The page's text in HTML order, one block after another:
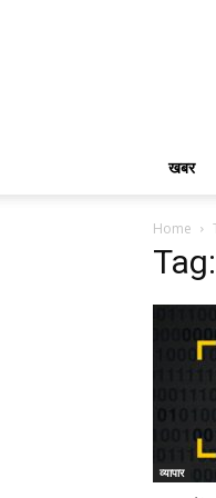
खबर
Home
व्यापार